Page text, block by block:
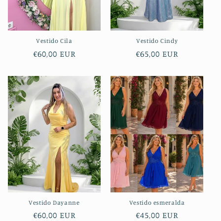
Vestido Cila
Preço
€60,00 EUR
Vestido Cindy
Preço
€65,00 EUR
Vestido Dayanne
Preço
€60,00 EUR
Vestido esmeralda
Preço
€45,00 EUR